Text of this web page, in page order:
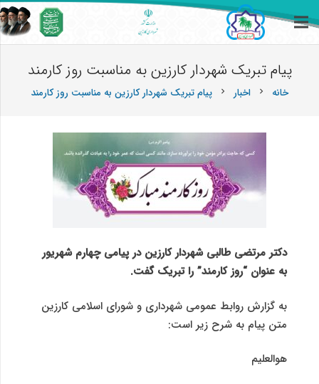
پیام تبریک شهردار کارزین به مناسبت روز كارمند
خانه chevron_right اخبار chevron_right پیام تبریک شهردار کارزین به مناسبت روز كارمند
دکتر مرتضی طالبی شهردار کارزین در پیامی چهارم شهریور
به عنوان “روز کارمند” را تبریک گفت.
به گزارش روابط عمومی شهرداری و شورای اسلامی کارزین
متن پیام به شرح زیر است:
هوالعلیم